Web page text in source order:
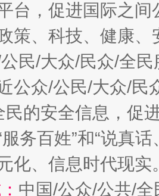
台，促进国际之
策、科技、健康
民/大众/民众/全
公众/公民/大众/民
民的安全信息，促
务百姓”和“说真
化、信息时代现实
中国/公众/公共/